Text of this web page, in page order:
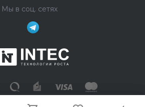
Мы в соц. сетях